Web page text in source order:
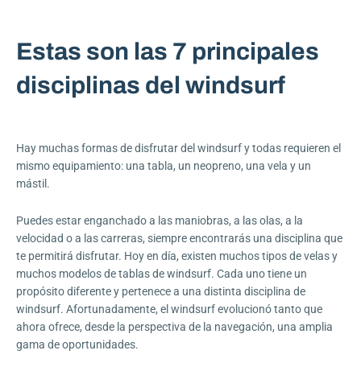
Estas son las 7 principales
disciplinas del windsurf
Hay muchas formas de disfrutar del windsurf y todas requieren el
mismo equipamiento: una tabla, un neopreno, una vela y un
mástil.
Puedes estar enganchado a las maniobras, a las olas, a la
velocidad o a las carreras, siempre encontrarás una disciplina que
te permitirá disfrutar. Hoy en día, existen muchos tipos de velas y
muchos modelos de tablas de windsurf. Cada uno tiene un
propósito diferente y pertenece a una distinta disciplina de
windsurf. Afortunadamente, el windsurf evolucionó tanto que
ahora ofrece, desde la perspectiva de la navegación, una amplia
gama de oportunidades.